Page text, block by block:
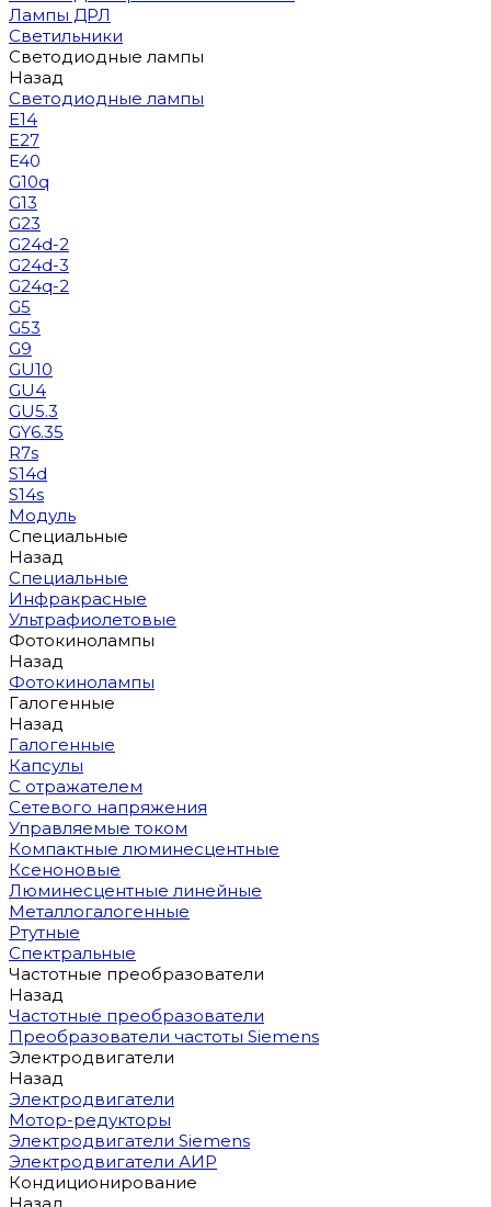
Лампы ДРЛ
Светильники
Светодиодные лампы
Назад
Светодиодные лампы
E14
E27
E40
G10q
G13
G23
G24d-2
G24d-3
G24q-2
G5
G53
G9
GU10
GU4
GU5.3
GY6.35
R7s
S14d
S14s
Модуль
Специальные
Назад
Специальные
Инфракрасные
Ультрафиолетовые
Фотокинолампы
Назад
Фотокинолампы
Галогенные
Назад
Галогенные
Капсулы
С отражателем
Сетевого напряжения
Управляемые током
Компактные люминесцентные
Ксеноновые
Люминесцентные линейные
Металлогалогенные
Ртутные
Спектральные
Частотные преобразователи
Назад
Частотные преобразователи
Преобразователи частоты Siemens
Электродвигатели
Назад
Электродвигатели
Мотор-редукторы
Электродвигатели Siemens
Электродвигатели АИР
Кондиционирование